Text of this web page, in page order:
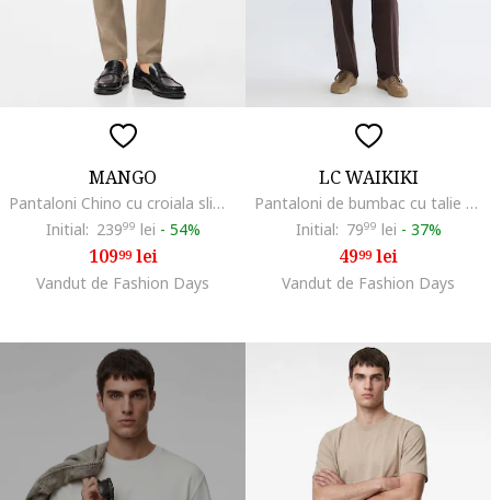
MANGO
Pantaloni Chino cu croiala slim-fit Barna, Maro taupe deschis
Initial: 23999 lei - 54%
10999lei
Vandut de Fashion Days
LC WAIKIKI
Pantaloni de bumbac cu talie ajustabila, Maro inchis
Initial: 7999 lei - 37%
4999lei
Vandut de Fashion Days